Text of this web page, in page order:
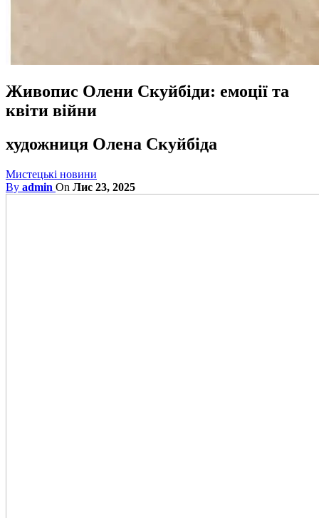
Живопис Олени Скуйбіди: емоції та
квіти війни
художниця Олена Скуйбіда
Мистецькі новини
By admin On Лис 23, 2025